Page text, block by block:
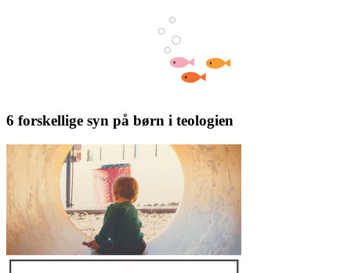
6 forskellige syn på børn i teologien